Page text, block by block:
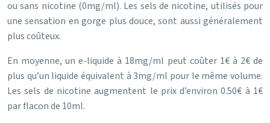
ou sans nicotine (0mg/ml). Les sels de nicotine, utilisés pour
une sensation en gorge plus douce, sont aussi généralement
plus coûteux.
En moyenne, un e-liquide à 18mg/ml peut coûter 1€ à 2€ de
plus qu’un liquide équivalent à 3mg/ml pour le même volume.
Les sels de nicotine augmentent le prix d’environ 0.50€ à 1€
par flacon de 10ml.